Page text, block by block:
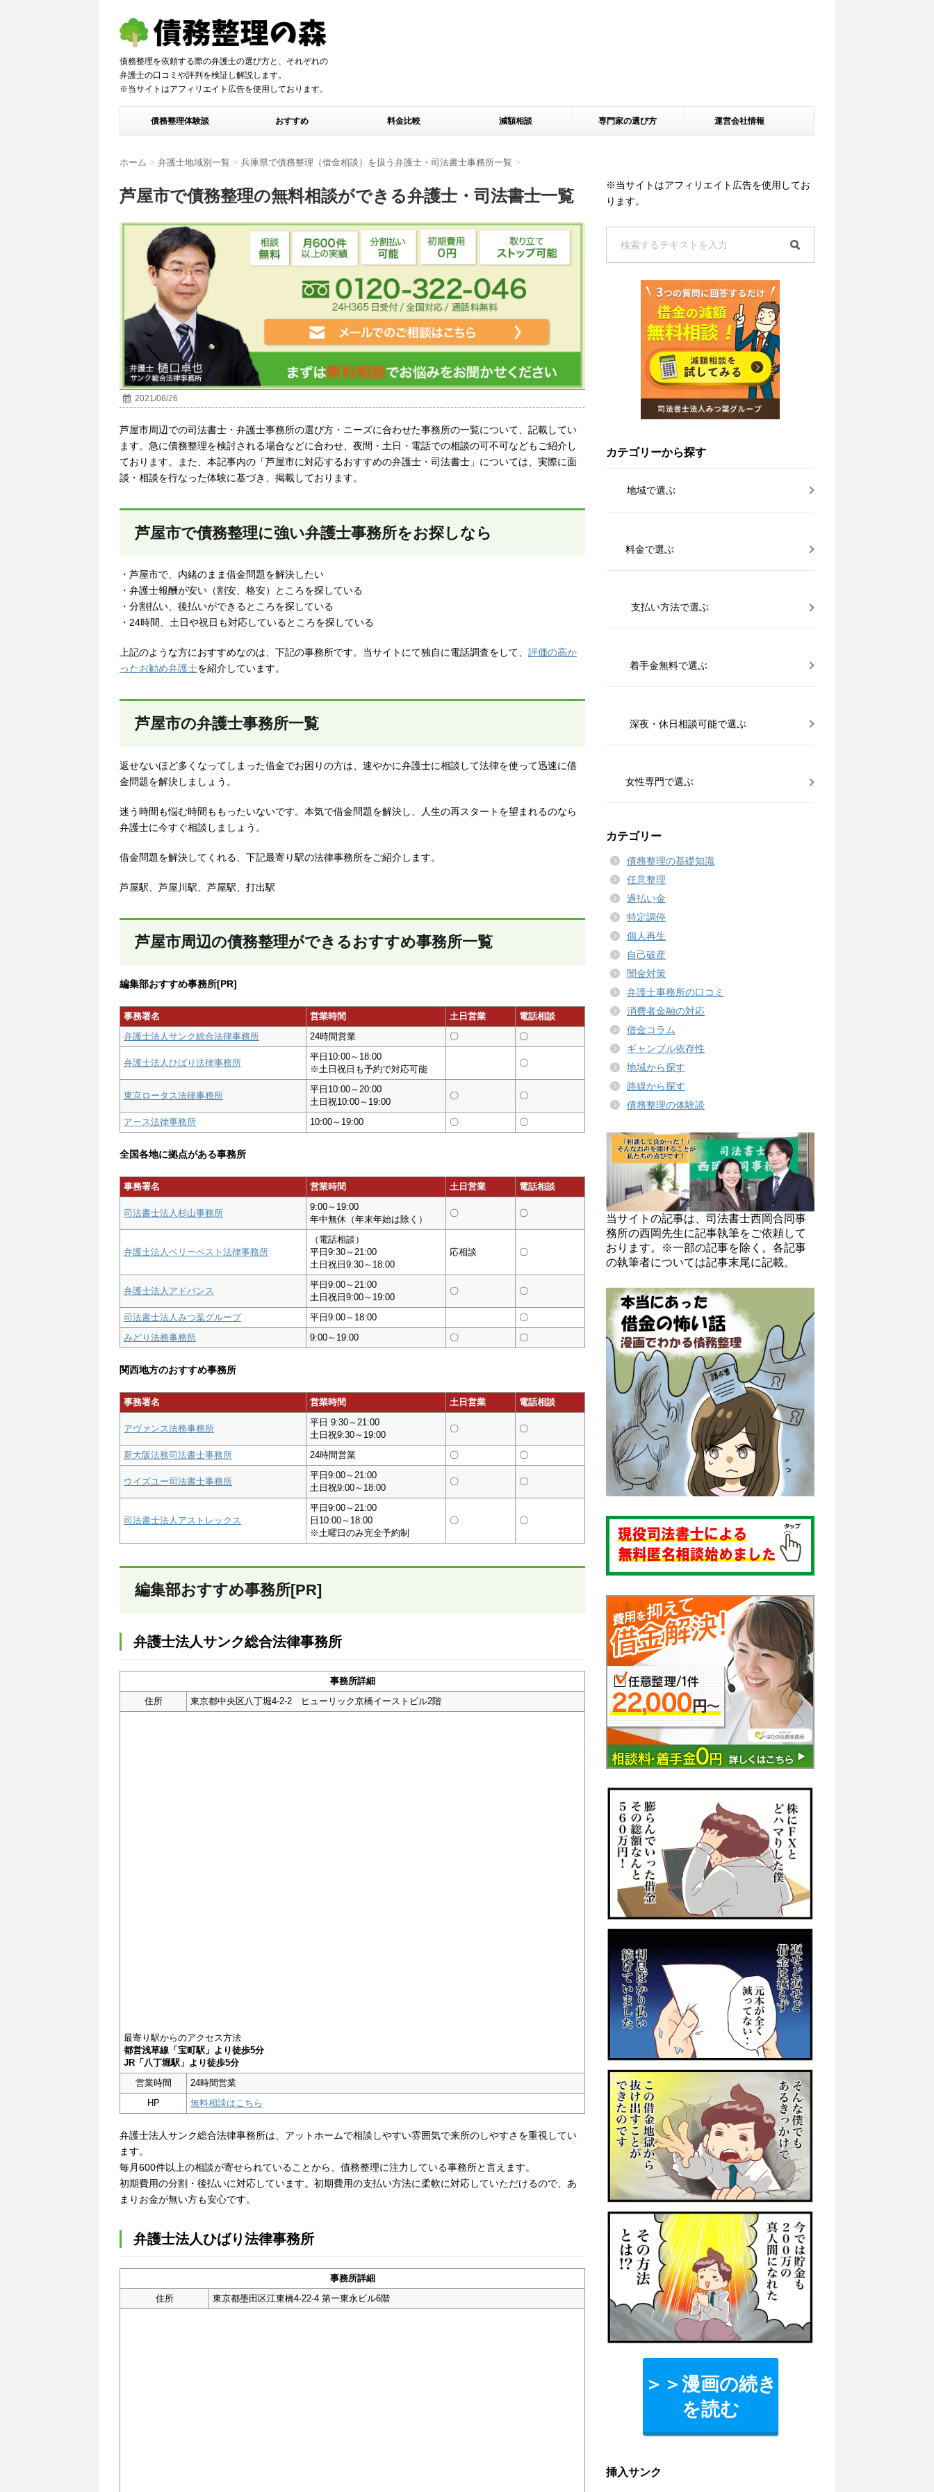
債務整理を依頼する際の弁護士の選び方と、それぞれの
弁護士の口コミや評判を検証し解説します。
※当サイトはアフィリエイト広告を使用しております。
債務整理体験談 おすすめ 料金比較 減額相談 専門家の選び方 運営会社情報
ホーム > 弁護士地域別一覧 > 兵庫県で債務整理（借金相談）を扱う弁護士・司法書士事務所一覧 >
芦屋市で債務整理の無料相談ができる弁護士・司法書士一覧
2021/08/26
芦屋市周辺での司法書士・弁護士事務所の選び方・ニーズに合わせた事務所の一覧について、記載してい
ます。急に債務整理を検討される場合などに合わせ、夜間・土日・電話での相談の可不可などもご紹介し
ております。また、本記事内の「芦屋市に対応するおすすめの弁護士・司法書士」については、実際に面
談・相談を行なった体験に基づき、掲載しております。
芦屋市で債務整理に強い弁護士事務所をお探しなら
・芦屋市で、内緒のまま借金問題を解決したい
・弁護士報酬が安い（割安、格安）ところを探している
・分割払い、後払いができるところを探している
・24時間、土日や祝日も対応しているところを探している
上記のような方におすすめなのは、下記の事務所です。当サイトにて独自に電話調査をして、 評価の高か
ったお勧め弁護士を紹介しています。
芦屋市の弁護士事務所一覧
返せないほど多くなってしまった借金でお困りの方は、速やかに弁護士に相談して法律を使って迅速に借
金問題を解決しましょう。
迷う時間も悩む時間ももったいないです。本気で借金問題を解決し、人生の再スタートを望まれるのなら
弁護士に今すぐ相談しましょう。
借金問題を解決してくれる、下記最寄り駅の法律事務所をご紹介します。
芦屋駅、芦屋川駅、芦屋駅、打出駅
芦屋市周辺の債務整理ができるおすすめ事務所一覧
編集部おすすめ事務所[PR]
事務署名 営業時間 土日営業
電話相談
弁護士法人サンク総合法律事務所
24時間営業 〇 〇
弁護士法人ひばり法律事務所
平日10:00～18:00
※土日祝日も予約で対応可能
〇
東京ロータス法律事務所
平日10:00～20:00
土日祝10:00～19:00
〇 〇
アース法律事務所 10:00～19:00 〇 〇
全国各地に拠点がある事務所
事務署名 営業時間 土日営業 電話相談
司法書士法人杉山事務所
9:00～19:00
年中無休（年末年始は除く）
〇 〇
弁護士法人ベリーベスト法律事務所
（電話相談）
平日9:30～21:00
土日祝日9:30～18:00
応相談 〇
弁護士法人アドバンス
平日9:00～21:00
土日祝日9:00～19:00
〇 〇
司法書士法人みつ葉グループ 平日9:00～18:00
〇
みどり法務事務所
9:00～19:00 〇 〇
関西地方のおすすめ事務所
事務署名 営業時間 土日営業 電話相談
アヴァンス法務事務所
平日 9:30～21:00
土日祝9:30～19:00
〇 〇
新大阪法務司法書士事務所 24時間営業 〇 〇
ウイズユー司法書士事務所
平日9:00～21:00
土日祝9:00～18:00
〇 〇
司法書士法人アストレックス
平日9:00～21:00
日10:00～18:00
※土曜日のみ完全予約制
〇 〇
編集部おすすめ事務所[PR]
弁護士法人サンク総合法律事務所
事務所詳細
住所
東京都中央区八丁堀4-2-2 ヒューリック京橋イーストビル2階
最寄り駅からのアクセス方法
都営浅草線「宝町駅」より徒歩5分
JR「八丁堀駅」より徒歩5分
営業時間
24時間営業
HP
無料相談はこちら
弁護士法人サンク総合法律事務所は、アットホームで相談しやすい雰囲気で来所のしやすさを重視してい
ます。
毎月600件以上の相談が寄せられていることから、債務整理に注力している事務所と言えます。
初期費用の分割・後払いに対応しています。初期費用の支払い方法に柔軟に対応していただけるので、あ
まりお金が無い方も安心です。
弁護士法人ひばり法律事務所
事務所詳細
住所
東京都墨田区江東橋4-22-4 第一東永ビル6階
※当サイトはアフィリエイト広告を使用してお
ります。
カテゴリーから探す
地域で選ぶ
料金で選ぶ
支払い方法で選ぶ
着手金無料で選ぶ
深夜・休日相談可能で選ぶ
女性専門で選ぶ
カテゴリー
債務整理の基礎知識
任意整理
過払い金
特定調停
個人再生
自己破産
闇金対策
弁護士事務所の口コミ
消費者金融の対応
借金コラム
ギャンブル依存性
地域から探す
路線から探す
債務整理の体験談
当サイトの記事は、司法書士西岡合同事
務所の西岡先生に記事執筆をご依頼して
おります。※一部の記事を除く。各記事
の執筆者については記事末尾に記載。
＞＞漫画の続き
を読む
挿入サンク